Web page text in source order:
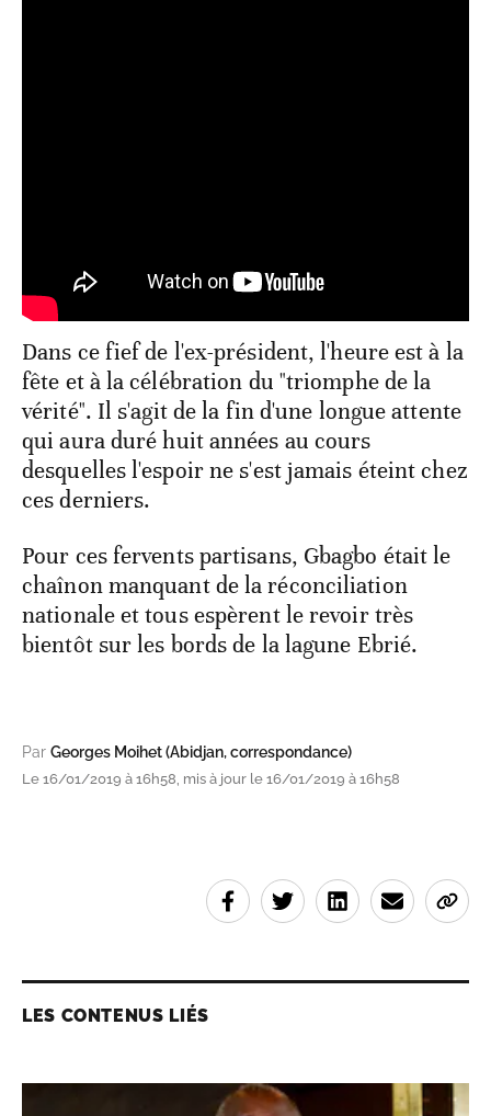
Dans ce fief de l'ex-président, l'heure est à la
fête et à la célébration du "triomphe de la
vérité". Il s'agit de la fin d'une longue attente
qui aura duré huit années au cours
desquelles l'espoir ne s'est jamais éteint chez
ces derniers.
Pour ces fervents partisans, Gbagbo était le
chaînon manquant de la réconciliation
nationale et tous espèrent le revoir très
bientôt sur les bords de la lagune Ebrié.
Par Georges Moihet (Abidjan, correspondance)
Le 16/01/2019 à 16h58, mis à jour le 16/01/2019 à 16h58
LES CONTENUS LIÉS